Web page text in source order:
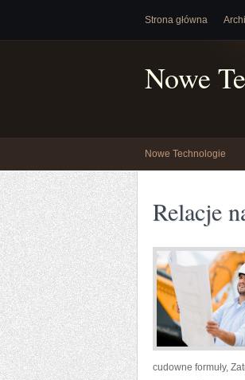
Strona główna
Nowe
Nowe Technologie
Relacje
cudowne formuły,